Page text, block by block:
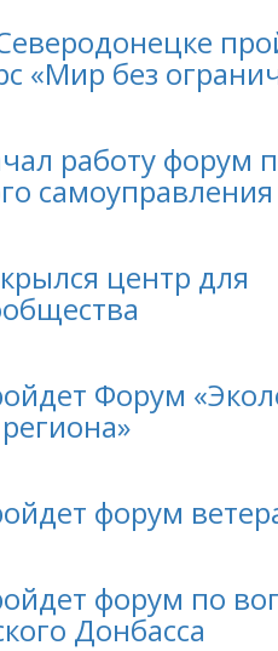
«Мир без
работу форум
самоуправления
центр для
Форум
форум
форум по
Донбасса